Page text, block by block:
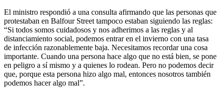
El ministro respondió a una consulta afirmando que las personas que
protestaban en Balfour Street tampoco estaban siguiendo las reglas:
“Si todos somos cuidadosos y nos adherimos a las reglas y al
distanciamiento social, podemos entrar en el invierno con una tasa
de infección razonablemente baja. Necesitamos recordar una cosa
importante. Cuando una persona hace algo que no está bien, se pone
en peligro a sí mismo y a quienes lo rodean. Pero no podemos decir
que, porque esta persona hizo algo mal, entonces nosotros también
podemos hacer algo mal”.